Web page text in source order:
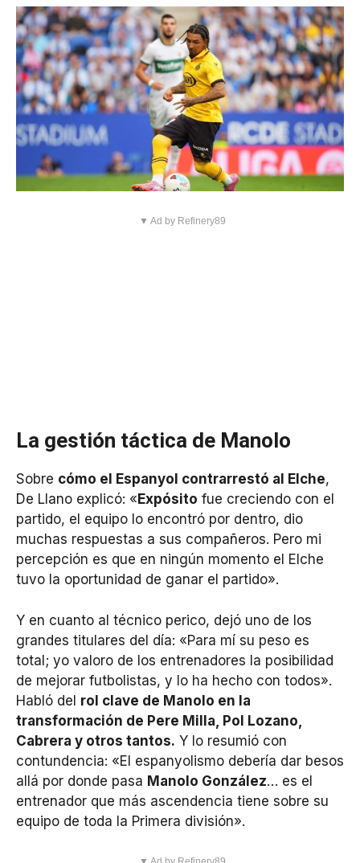
▼ Ad by Refinery89
La gestión táctica de Manolo
Sobre cómo el Espanyol contrarrestó al Elche,
De Llano explicó: « Expósito fue creciendo con el
partido, el equipo lo encontró por dentro, dio
muchas respuestas a sus compañeros. Pero mi
percepción es que en ningún momento el Elche
tuvo la oportunidad de ganar el partido».
Y en cuanto al técnico perico, dejó uno de los
grandes titulares del día: «Para mí su peso es
total; yo valoro de los entrenadores la posibilidad
de mejorar futbolistas, y lo ha hecho con todos».
Habló del rol clave de Manolo en la
transformación de Pere Milla, Pol Lozano,
Cabrera y otros tantos. Y lo resumió con
contundencia: «El espanyolismo debería dar besos
allá por donde pasa Manolo González… es el
entrenador que más ascendencia tiene sobre su
equipo de toda la Primera división».